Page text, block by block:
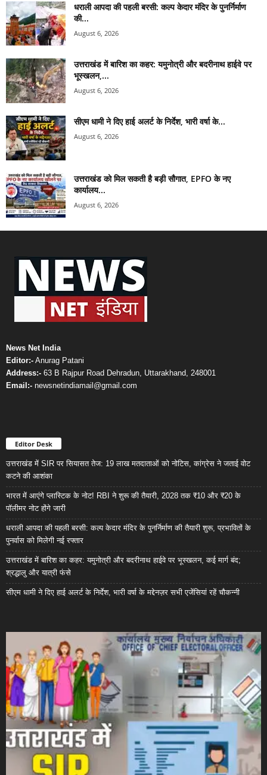
धराली आपदा की पहली बरसी: कल्प केदार मंदिर के पुनर्निर्माण
की...
August 6, 2026
उत्तराखंड में बारिश का कहर: यमुनोत्री और बदरीनाथ हाईवे पर
भूस्खलन,...
August 6, 2026
सीएम धामी ने दिए हाई अलर्ट के निर्देश, भारी वर्षा के...
August 6, 2026
उत्तराखंड को मिल सकती है बड़ी सौगात, EPFO के नए
कार्यालय...
August 6, 2026
News Net India
Editor:- Anurag Patani
Address:- 63 B Rajpur Road Dehradun, Uttarakhand, 248001
Email:- newsnetindiamail@gmail.com
Editor Desk
उत्तराखंड में SIR पर सियासत तेज: 19 लाख मतदाताओं को नोटिस, कांग्रेस ने जताई वोट
कटने की आशंका
भारत में आएंगे प्लास्टिक के नोट! RBI ने शुरू की तैयारी, 2028 तक ₹10 और ₹20 के
पॉलीमर नोट होंगे जारी
धराली आपदा की पहली बरसी: कल्प केदार मंदिर के पुनर्निर्माण की तैयारी शुरू, प्रभावितों के
पुनर्वास को मिलेगी नई रफ्तार
उत्तराखंड में बारिश का कहर: यमुनोत्री और बदरीनाथ हाईवे पर भूस्खलन, कई मार्ग बंद;
श्रद्धालु और यात्री फंसे
सीएम धामी ने दिए हाई अलर्ट के निर्देश, भारी वर्षा के मद्देनज़र सभी एजेंसियां रहें चौकन्नी